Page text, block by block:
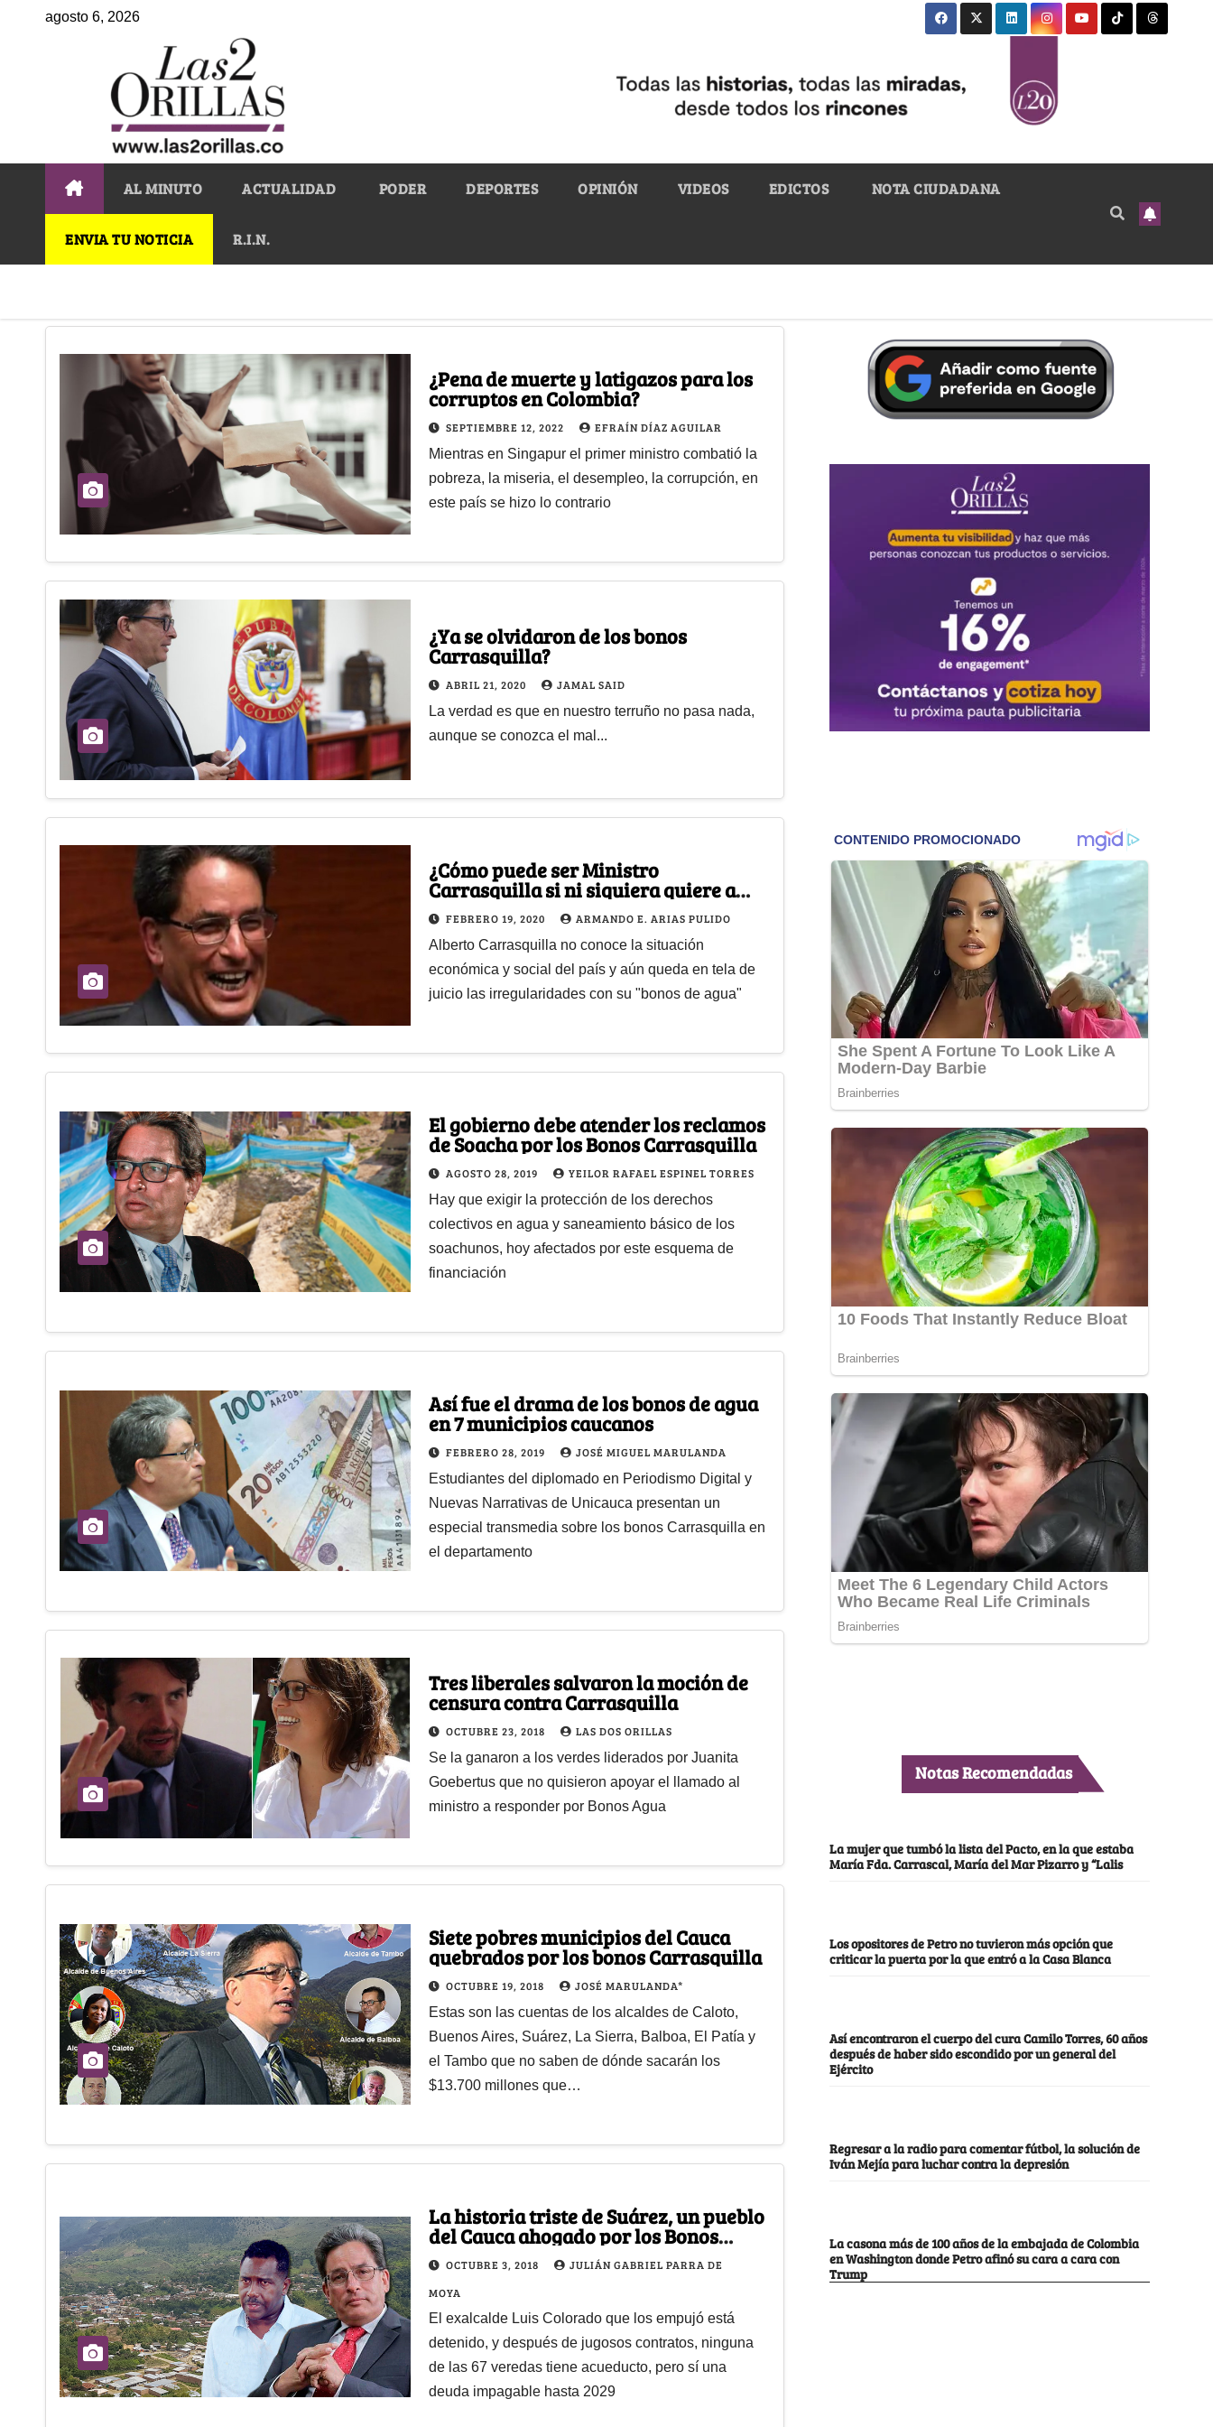
agosto 6, 2026
AL MINUTO ACTUALIDAD PODER DEPORTES OPINIÓN VIDEOS EDICTOS NOTA CIUDADANA
ENVIA TU NOTICIA R.I.N.
¿Pena de muerte y latigazos para los
corruptos en Colombia?
SEPTIEMBRE 12, 2022 EFRAÍN DÍAZ AGUILAR
Mientras en Singapur el primer ministro combatió la
pobreza, la miseria, el desempleo, la corrupción, en
este país se hizo lo contrario
¿Ya se olvidaron de los bonos
Carrasquilla?
ABRIL 21, 2020 JAMAL SAID
La verdad es que en nuestro terruño no pasa nada,
aunque se conozca el mal...
¿Cómo puede ser Ministro
Carrasquilla si ni siquiera quiere a
Colombia?
FEBRERO 19, 2020 ARMANDO E. ARIAS PULIDO
Alberto Carrasquilla no conoce la situación
económica y social del país y aún queda en tela de
juicio las irregularidades con su "bonos de agua"
El gobierno debe atender los reclamos
de Soacha por los Bonos Carrasquilla
AGOSTO 28, 2019 YEILOR RAFAEL ESPINEL TORRES
Hay que exigir la protección de los derechos
colectivos en agua y saneamiento básico de los
soachunos, hoy afectados por este esquema de
financiación
Así fue el drama de los bonos de agua
en 7 municipios caucanos
FEBRERO 28, 2019 JOSÉ MIGUEL MARULANDA
Estudiantes del diplomado en Periodismo Digital y
Nuevas Narrativas de Unicauca presentan un
especial transmedia sobre los bonos Carrasquilla en
el departamento
Tres liberales salvaron la moción de
censura contra Carrasquilla
OCTUBRE 23, 2018 LAS DOS ORILLAS
Se la ganaron a los verdes liderados por Juanita
Goebertus que no quisieron apoyar el llamado al
ministro a responder por Bonos Agua
Siete pobres municipios del Cauca
quebrados por los bonos Carrasquilla
OCTUBRE 19, 2018 JOSÉ MARULANDA*
Estas son las cuentas de los alcaldes de Caloto,
Buenos Aires, Suárez, La Sierra, Balboa, El Patía y
el Tambo que no saben de dónde sacarán los
$13.700 millones que…
La historia triste de Suárez, un pueblo
del Cauca ahogado por los Bonos
Carrasquilla
OCTUBRE 3, 2018
JULIÁN GABRIEL PARRA DE
MOYA
El exalcalde Luis Colorado que los empujó está
detenido, y después de jugosos contratos, ninguna
de las 67 veredas tiene acueducto, pero sí una
deuda impagable hasta 2029
Notas Recomendadas
La mujer que tumbó la lista del Pacto, en la que estaba
María Fda. Carrascal, María del Mar Pizarro y “Lalis
Los opositores de Petro no tuvieron más opción que
criticar la puerta por la que entró a la Casa Blanca
Así encontraron el cuerpo del cura Camilo Torres, 60 años
después de haber sido escondido por un general del
Ejército
Regresar a la radio para comentar fútbol, la solución de
Iván Mejía para luchar contra la depresión
La casona más de 100 años de la embajada de Colombia
en Washington donde Petro afinó su cara a cara con
Trump